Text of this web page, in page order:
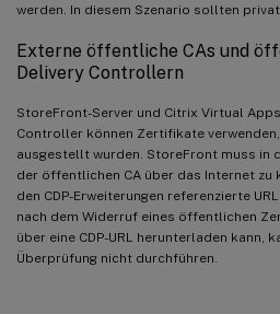
werden. In diesem Szenario sollten
Externe öffentliche CAs und
Delivery Controllern
StoreFront-Server und Citrix Virtual
Controller können Zertifikate
ausgestellt wurden. StoreFront muss in
der öffentlichen CA über das Internet zu
den CDP-Erweiterungen referenzierte
nach dem Widerruf eines öffentlichen
über eine CDP-URL herunterladen kann,
Überprüfung nicht durchführen.